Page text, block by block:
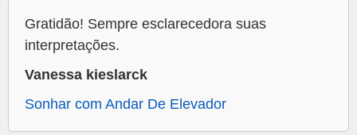
Gratidão! Sempre esclarecedora suas
interpretações.
Vanessa kieslarck
Sonhar com Andar De Elevador